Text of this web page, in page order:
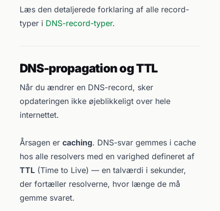
Læs den detaljerede forklaring af alle record-
typer i DNS-record-typer.
DNS-propagation og TTL
Når du ændrer en DNS-record, sker
opdateringen ikke øjeblikkeligt over hele
internettet.
Årsagen er caching. DNS-svar gemmes i cache
hos alle resolvers med en varighed defineret af
TTL (Time to Live) — en talværdi i sekunder,
der fortæller resolverne, hvor længe de må
gemme svaret.